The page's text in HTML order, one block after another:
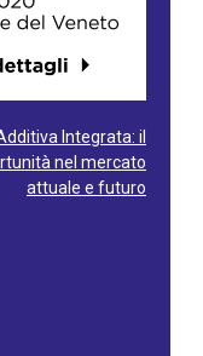
Integrata: il
nel mercato
attuale e futuro